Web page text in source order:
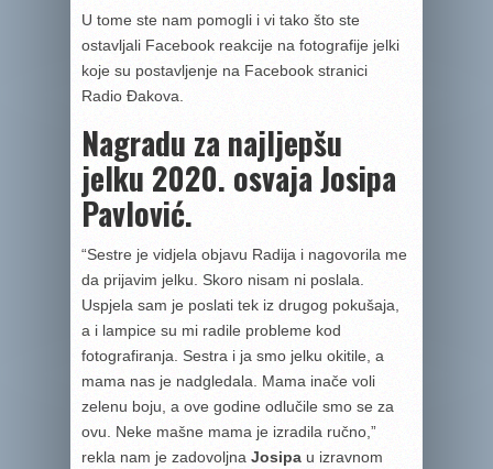
U tome ste nam pomogli i vi tako što ste
ostavljali Facebook reakcije na fotografije jelki
koje su postavljenje na Facebook stranici
Radio Đakova.
Nagradu za najljepšu
jelku 2020. osvajaJosipa
Pavlović.
“Sestre je vidjela objavu Radija i nagovorila me
da prijavim jelku. Skoro nisam ni poslala.
Uspjela sam je poslati tek iz drugog pokušaja,
a i lampice su mi radile probleme kod
fotografiranja. Sestra i ja smo jelku okitile, a
mama nas je nadgledala. Mama inače voli
zelenu boju, a ove godine odlučile smo se za
ovu. Neke mašne mama je izradila ručno,”
rekla nam je zadovoljna Josipa u izravnom